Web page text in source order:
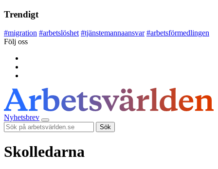
Trendigt
#migration #arbetslöshet #tjänstemannaansvar #arbetsförmedlingen
Följ oss
Nyhetsbrev
Sök
Skolledarna